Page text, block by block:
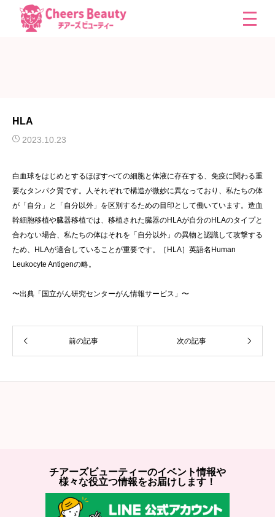
HLA
2023.10.23
白血球をはじめとするほぼすべての細胞と体液に存在する、免疫に関わる重
要なタンパク質です。人それぞれで構造が微妙に異なっており、私たちの体
が「自分」と「自分以外」を区別するための目印として働いています。造血
幹細胞移植や臓器移植では、移植された臓器のHLAが自分のHLAのタイプと
合わない場合、私たちの体はそれを「自分以外」の異物と認識して攻撃する
ため、HLAが適合していることが重要です。［HLA］英語名Human
Leukocyte Antigenの略。
〜出典「国立がん研究センターがん情報サービス」〜
前の記事 次の記事
チアーズビューティーのイベント情報や
様々な役立つ情報をお届けします！